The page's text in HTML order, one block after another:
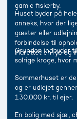
gamle fiskerby.
Huset byder på
anneks, hvor der
gæster eller
forbindelse til
indrettet en lys og
Grunden indbyder
solrige kroge, hvor
Sommerhuset er
og er udlejet
130.000 kr. til ejer.
En bolig med sjæl,